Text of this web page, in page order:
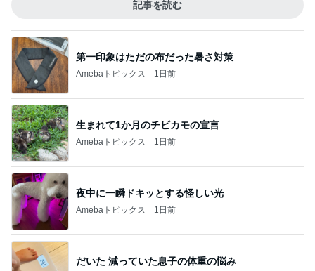
記事を読む
第一印象はただの布だった暑さ対策
Amebaトピックス 1日前
生まれて1か月のチビカモの宣言
Amebaトピックス 1日前
夜中に一瞬ドキッとする怪しい光
Amebaトピックス 1日前
だいた 減っていた息子の体重の悩み